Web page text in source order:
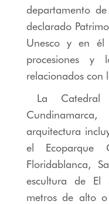
departamento
declarado
Unesco y en él
procesiones y
relacionados con
La
arquitectura
el Ecoparque
Floridablanca,
escultura de El
metros de alto